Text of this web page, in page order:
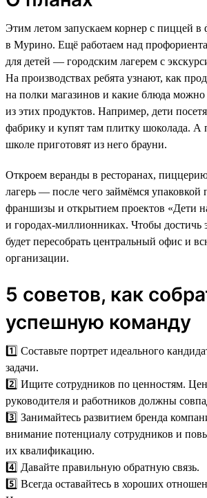
Этим летом запускаем корнер с пиццей в
в Мурино. Ещё работаем над
для детей — городским лагерем с
На производствах ребята узнают, как
на полки магазинов и какие блюда можно
из этих продуктов. Например, дети
фабрику и купят там плитку шоколада. А
школе приготовят из него брауни.
Откроем веранды в ресторанах,
лагерь — после чего займёмся упаковкой
франшизы и открытием проектов «Дети
и городах-миллионниках. Чтобы достичь
будет пересобрать центральный офис и
организации.
5 советов, как
успешную команду
1️⃣ Составьте портрет идеального
задачи.
2️⃣ Ищите сотрудников по ценностям.
руководителя и работников должны
3️⃣ Занимайтесь развитием бренда
внимание потенциалу сотрудников и
их квалификацию.
4️⃣ Давайте правильную обратную связь.
5️⃣ Всегда оставайтесь в хороших